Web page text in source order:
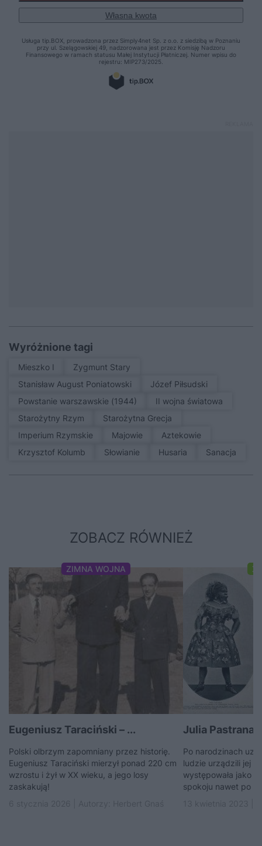
Wyróżnione tagi
Mieszko I
Zygmunt Stary
Stanisław August Poniatowski
Józef Piłsudski
Powstanie warszawskie (1944)
II wojna światowa
Starożytny Rzym
Starożytna Grecja
Imperium Rzymskie
Majowie
Aztekowie
Krzysztof Kolumb
Słowianie Husaria sanacja
ZOBACZ RÓWNIEŻ
ZIMNA WOJNA
Eugeniusz Taraciński – ...
Polski olbrzym zapomniany przez historię.
Eugeniusz Taraciński mierzył ponad 220 cm
wzrostu i żył w XX wieku, a jego losy
zaskakują!
Julia Pastrana
Po narodzinach
ludzie urządzili jej
występowała jako
spokoju nawet po